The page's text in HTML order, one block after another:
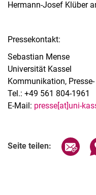
Hermann-Josef Klüber
Pressekontakt:
Sebastian Mense
Universität Kassel
Kommunikation,
Tel.: +49 561 804-1961
E-Mail: presse[at]uni-
Seite teilen: